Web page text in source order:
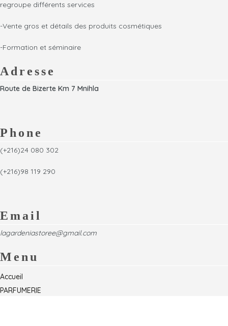
regroupe différents services
-Vente gros et détails des produits cosmétiques
-Formation et séminaire
Adresse
Route de Bizerte Km 7 Mnihla
Phone
(+216)24 080 302
(+216)98 119 290
Email
lagardeniastoree@gmail.com
Menu
Accueil
PARFUMERIE